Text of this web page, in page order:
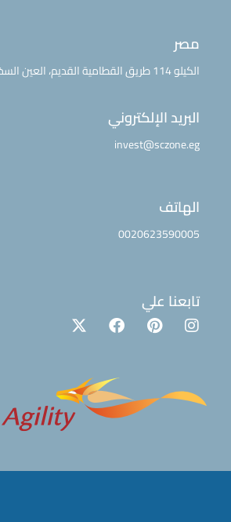
مصر
الكيلو 114 طريق القطامية القديم، العين السخنة – السويس
البريد الإلكتروني
invest@sczone.eg
الهاتف
0020623590005
تابعنا علي